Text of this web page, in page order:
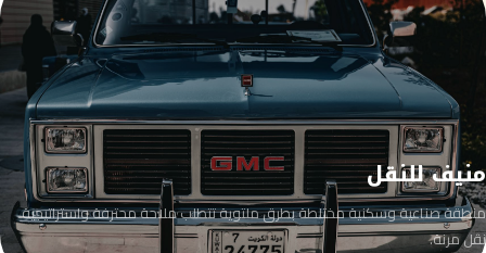
منيف للنقل
منطقة صناعية وسكنية مختلطة بطرق ملتوية تتطلب ملاحة محترفة واستراتيجية
نقل مرنة.